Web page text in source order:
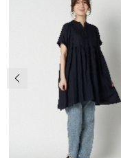
前の画像